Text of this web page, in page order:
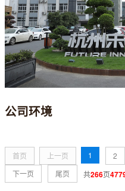
公司环境
首页 上一页 1 2
下一页
尾页 共266页